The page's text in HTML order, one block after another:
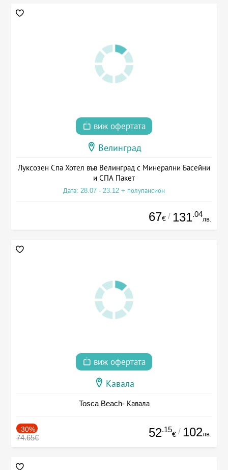
виж офертата
Велинград
Луксозен Спа Хотел във Велинград с Минерални Басейни
и СПА Пакет
Дата: 28.07 - 23.12 + полупансион
67€ / 131.04
лв.
виж офертата
Кавала
Tosca Beach- Кавала
-30%
74.65€ 52.15
€ / 102лв.